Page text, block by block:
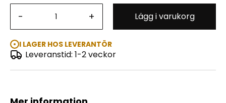
- + Lägg i varukorg
I LAGER HOS LEVERANTÖR
Leveranstid: 1-2 veckor
Soviet Military Men at Rest "May 1945"